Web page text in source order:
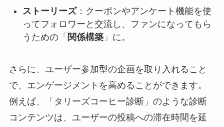
ストーリーズ：クーポンやアンケート機能を使
ってフォロワーと交流し、ファンになってもら
うための「 関係構築」に。
さらに、ユーザー参加型の企画を取り入れること
で、エンゲージメントを高めることができます。
例えば、「タリーズコーヒー診断」のような診断
コンテンツは、ユーザーの投稿への滞在時間を延